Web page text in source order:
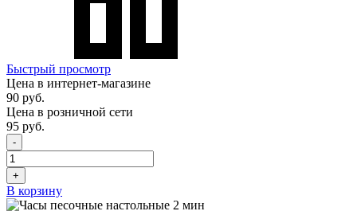
Быстрый просмотр
Цена в интернет-магазине
90 руб.
Цена в розничной сети
95 руб.
-
+
В корзину